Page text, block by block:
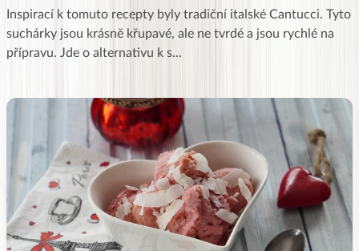
Inspirací k tomuto recepty byly tradiční italské Cantucci. Tyto
suchárky jsou krásně křupavé, ale ne tvrdé a jsou rychlé na
přípravu. Jde o alternativu k s...